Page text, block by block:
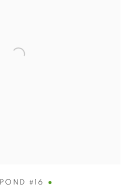
POND #16